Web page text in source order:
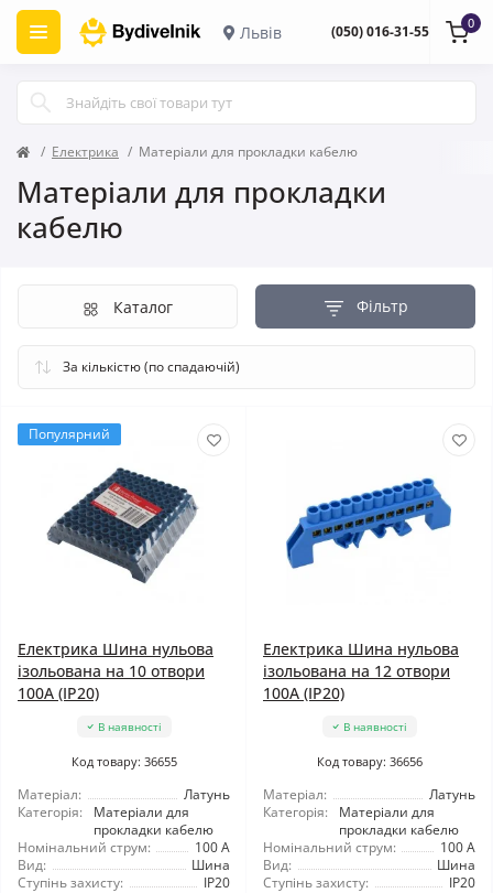
Львів (050) 016-31-55 0
Електрика Матеріали для прокладки кабелю
Матеріали для прокладки
кабелю
Фільтр
Каталог
Популярний
Електрика Шина нульова
ізольована на 10 отвори
100A (IP20)
В наявності
Код товару: 36655
Матеріал:
Латунь
Категорія:
Матеріали для
прокладки кабелю
Номінальний струм:
100 А
Вид:
Шина
Ступінь захисту:
IP20
Електрика Шина нульова
ізольована на 12 отвори
100A (IP20)
В наявності
Код товару: 36656
Матеріал:
Латунь
Категорія:
Матеріали для
прокладки кабелю
Номінальний струм:
100 А
Вид:
Шина
Ступінь захисту:
IP20